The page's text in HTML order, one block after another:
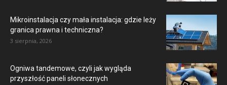
Mikroinstalacja czy mała instalacja: gdzie leży
granica prawna i techniczna?
3 sierpnia, 2026
Ogniwa tandemowe, czyli jak wygląda
przyszłość paneli słonecznych